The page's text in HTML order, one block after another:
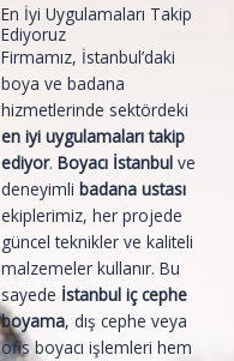
En İyi Uygulamaları Takip
Ediyoruz
Firmamız, İstanbul’daki
boya ve badana
hizmetlerinde sektördeki
en iyi uygulamaları takip
ediyor. Boyacı İstanbul ve
deneyimli badana ustası
ekiplerimiz, her projede
güncel teknikler ve kaliteli
malzemeler kullanır. Bu
sayede İstanbul iç cephe
boyama, dış cephe veya
ofis boyacı işlemleri hem